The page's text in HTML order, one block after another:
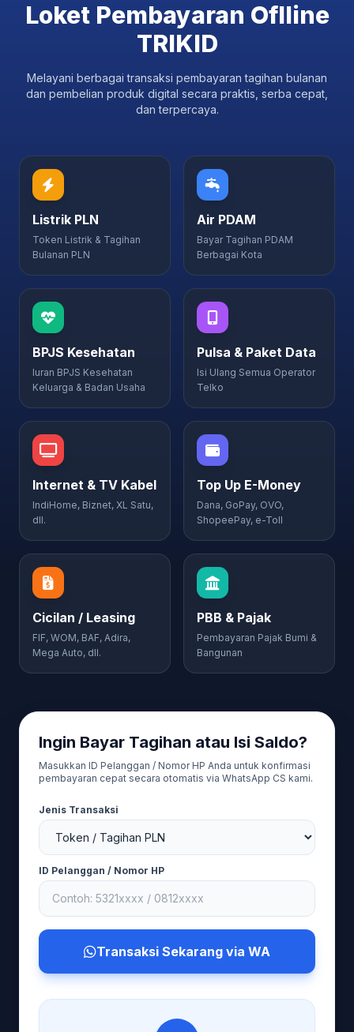
Loket Pembayaran Oflline
TRIKID
Melayani berbagai transaksi pembayaran tagihan bulanan
dan pembelian produk digital secara praktis, serba cepat,
dan terpercaya.
Listrik PLN
Token Listrik & Tagihan
Bulanan PLN
Air PDAM
Bayar Tagihan PDAM
Berbagai Kota
BPJS Kesehatan
Iuran BPJS Kesehatan
Keluarga & Badan Usaha
Pulsa & Paket Data
Isi Ulang Semua Operator
Telko
Internet & TV Kabel
IndiHome, Biznet, XL Satu,
dll.
Top Up E-Money
Dana, GoPay, OVO,
ShopeePay, e-Toll
Cicilan / Leasing
FIF, WOM, BAF, Adira,
Mega Auto, dll.
PBB & Pajak
Pembayaran Pajak Bumi &
Bangunan
Ingin Bayar Tagihan atau Isi Saldo?
Masukkan ID Pelanggan / Nomor HP Anda untuk konfirmasi
pembayaran cepat secara otomatis via WhatsApp CS kami.
Jenis Transaksi
ID Pelanggan / Nomor HP
Transaksi Sekarang via WA